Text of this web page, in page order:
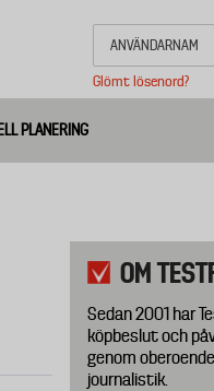
Glömt lösenord?
PLANERING
OM
Sedan 2001 har
köpbeslut och
genom
journalistik.